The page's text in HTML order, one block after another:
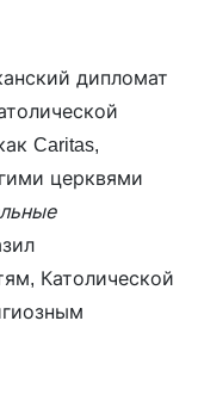
дипломат
Caritas,
церквями
Католической